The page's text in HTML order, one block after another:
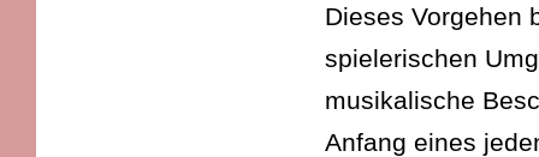
Dieses Vorgehen
spielerischen
musikalische
Anfang eines